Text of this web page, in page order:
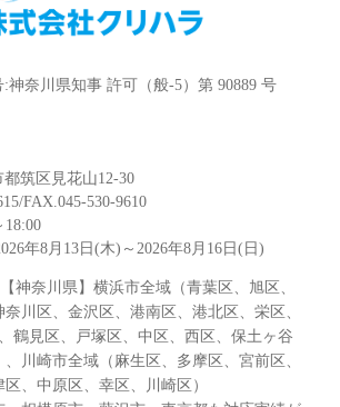
神奈川県知事 許可（般-5）第 90889 号
筑区見花山12-30
FAX.045-530-9610
18:00
年8月13日(木)～2026年8月16日(日)
神奈川県】横浜市全域（青葉区、旭区、
川区、金沢区、港南区、港北区、栄区、
鶴見区、戸塚区、中区、西区、保土ヶ谷
川崎市全域（麻生区、多摩区、宮前区、
区、中原区、幸区、川崎区）